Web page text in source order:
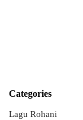
Categories
Lagu Rohani